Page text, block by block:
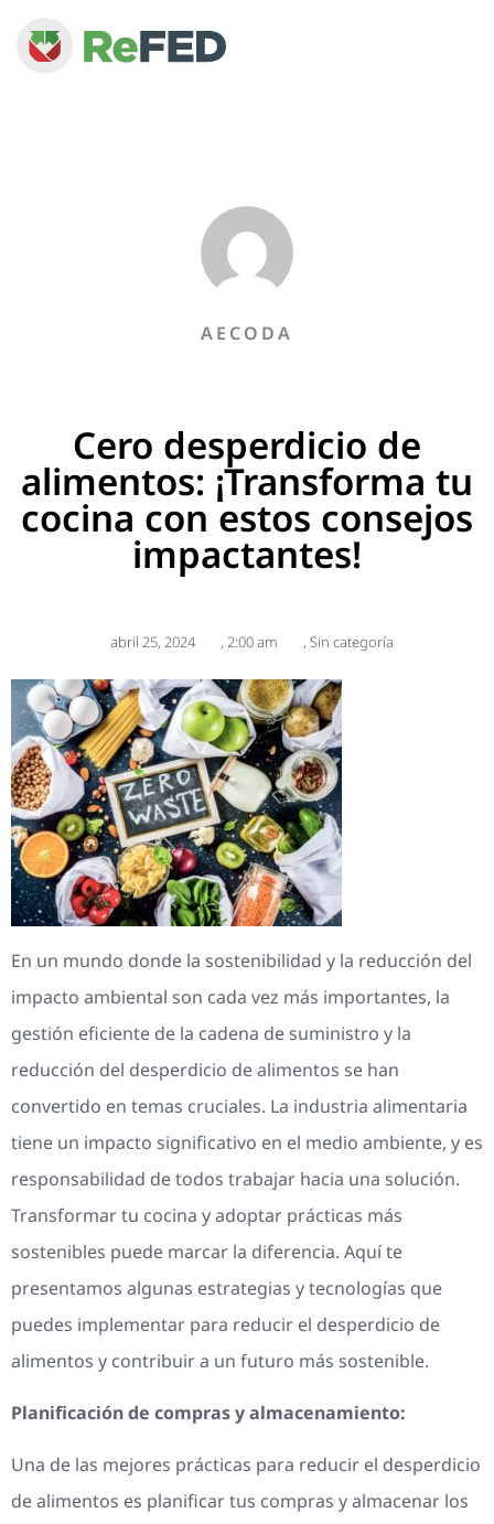
AECODA
Cero desperdicio de
alimentos: ¡Transforma tu
cocina con estos consejos
impactantes!
abril 25, 2024 , 2:00 am , Sin categoría
En un mundo donde la sostenibilidad y la reducción del
impacto ambiental son cada vez más importantes, la
gestión eficiente de la cadena de suministro y la
reducción del desperdicio de alimentos se han
convertido en temas cruciales. La industria alimentaria
tiene un impacto significativo en el medio ambiente, y es
responsabilidad de todos trabajar hacia una solución.
Transformar tu cocina y adoptar prácticas más
sostenibles puede marcar la diferencia. Aquí te
presentamos algunas estrategias y tecnologías que
puedes implementar para reducir el desperdicio de
alimentos y contribuir a un futuro más sostenible.
Planificación de compras y almacenamiento:
Una de las mejores prácticas para reducir el desperdicio
de alimentos es planificar tus compras y almacenar los